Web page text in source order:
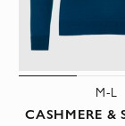
M-L